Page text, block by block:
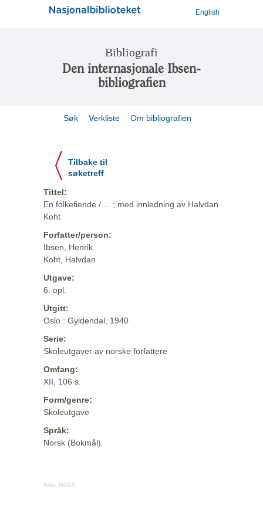
English
Bibliografi
Den internasjonale Ibsen-
bibliografien
Søk Verkliste Om bibliografien
Tilbake til
søketreff
Tittel:
En folkefiende / ... ; med innledning av Halvdan
Koht
Forfatter/person:
Ibsen, Henrik
Koht, Halvdan
Utgave:
6. opl.
Utgitt:
Oslo : Gyldendal, 1940
Serie:
Skoleutgaver av norske forfattere
Omfang:
XII, 106 s.
Form/genre:
Skoleutgave
Språk:
Norsk (Bokmål)
Kilde: MODS